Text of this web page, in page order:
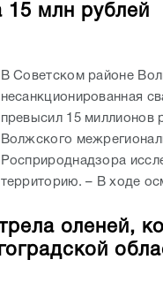
15 млн рублей
В Советском районе
несанкционированная
превысил 15 миллионов
Волжского
Росприроднадзора
территорию. – В ходе
оленей,